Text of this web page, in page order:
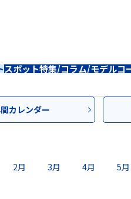
スポット特集/コラム/モデルコ
カレンダー
2月 3月 4月 5月